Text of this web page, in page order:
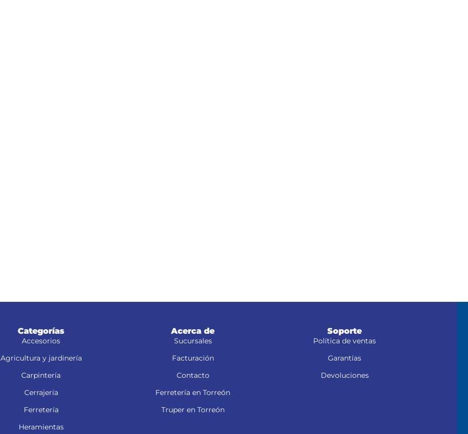
Categorías
Accesorios
Agricultura y jardinería
Carpintería
Cerrajería
Ferretería
Heramientas
Acerca de
Sucursales
Facturación
Contacto
Ferretería en Torreón
Truper en Torreón
Soporte
Política de ventas
Garantías
Devoluciones